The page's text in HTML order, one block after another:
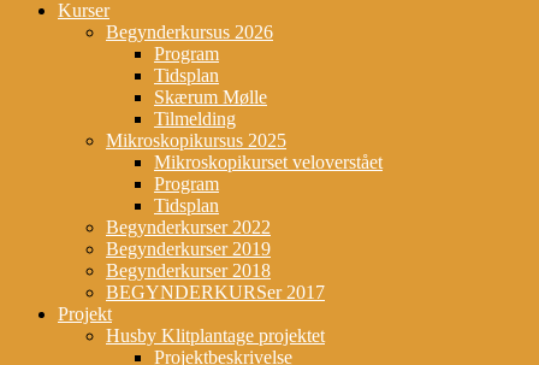
Kurser
Begynderkursus 2026
Program
Tidsplan
Skærum Mølle
Tilmelding
Mikroskopikursus 2025
Mikroskopikurset veloverstået
Program
Tidsplan
Begynderkurser 2022
Begynderkurser 2019
Begynderkurser 2018
BEGYNDERKURSer 2017
Projekt
Husby Klitplantage projektet
Projektbeskrivelse